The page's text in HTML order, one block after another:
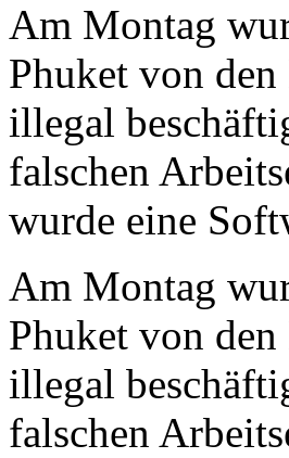
Am Montag
Phuket von
illegal
falschen
wurde eine
Am Montag
Phuket von
illegal
falschen